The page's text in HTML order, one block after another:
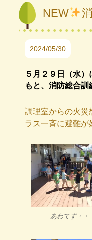
NEW
2024/05/30
５月２９日（水
もと、消防総合訓
調理室からの火災
ラス一斉に避難が
あわてず・・